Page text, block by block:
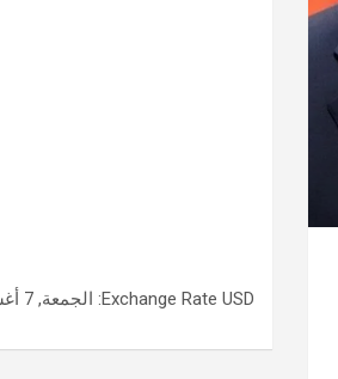
Exchange Rate USD : الجمعة, 7 أغسطس.